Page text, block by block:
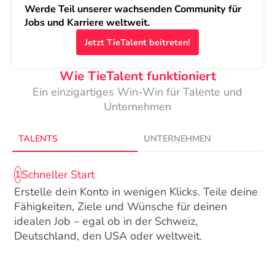
Werde Teil unserer wachsenden Community für
Jobs und Karriere weltweit.
Jetzt TieTalent beitreten!
Wie TieTalent funktioniert
Ein einzigartiges Win-Win für Talente und
Unternehmen
TALENTS UNTERNEHMEN
1Schneller Start
Erstelle dein Konto in wenigen Klicks. Teile deine
Fähigkeiten, Ziele und Wünsche für deinen
idealen Job – egal ob in der Schweiz,
Deutschland, den USA oder weltweit.